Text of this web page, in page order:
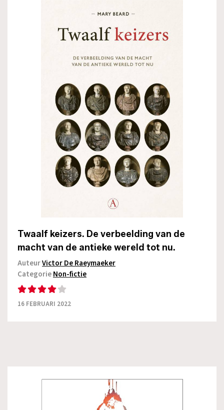
Twaalf keizers. De verbeelding van de
macht van de antieke wereld tot nu.
AuteurVictor De Raeymaeker
CategorieNon-fictie
16 FEBRUARI 2022